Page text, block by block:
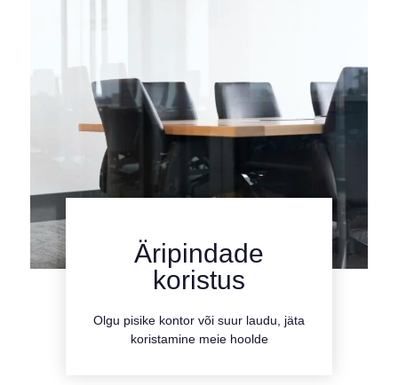
Äripindade
koristus
Olgu pisike kontor või suur laudu, jäta
koristamine meie hoolde
Tutvu teenusega
kliki siia